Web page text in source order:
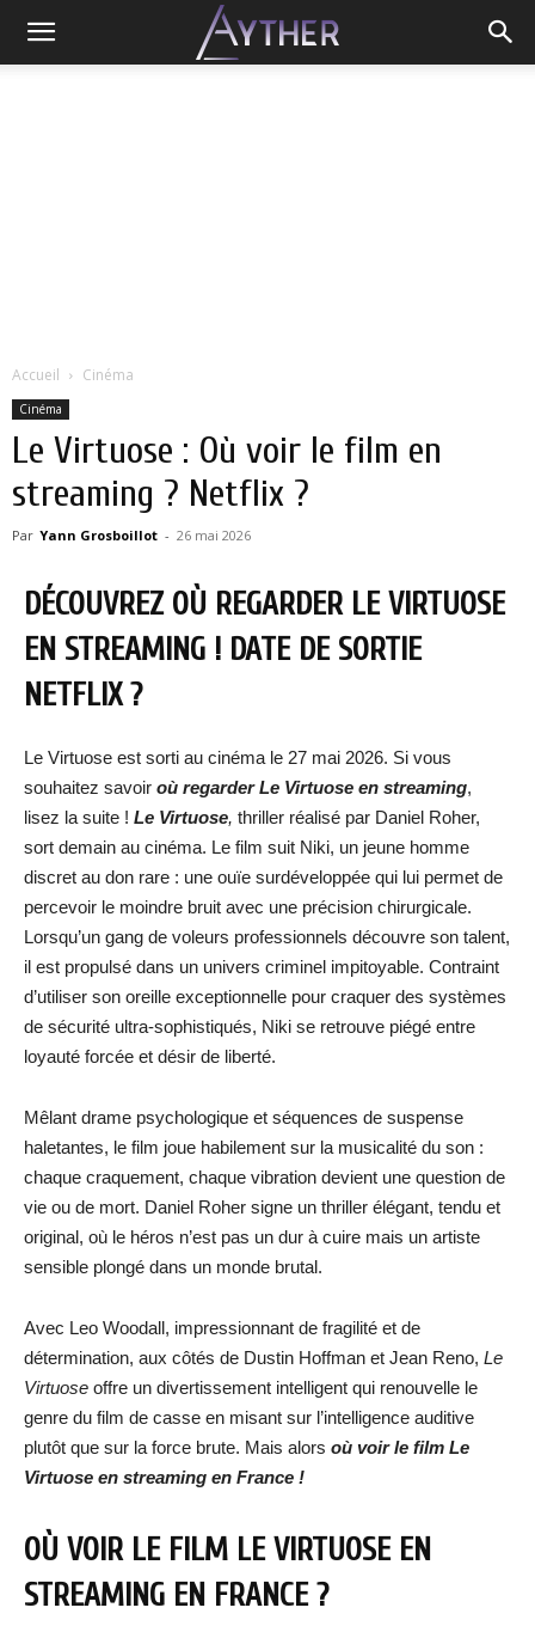
Accueil Cinéma
Cinéma
Le Virtuose : Où voir le film en
streaming ? Netflix ?
Par Yann Grosboillot - 26 mai 2026
DÉCOUVREZ OÙ REGARDER LE VIRTUOSE
EN STREAMING ! DATE DE SORTIE
NETFLIX ?
Le Virtuose est sorti au cinéma le 27 mai 2026. Si vous
souhaitez savoir où regarder Le Virtuose en streaming,
lisez la suite ! Le Virtuose, thriller réalisé par Daniel Roher,
sort demain au cinéma. Le film suit Niki, un jeune homme
discret au don rare : une ouïe surdéveloppée qui lui permet de
percevoir le moindre bruit avec une précision chirurgicale.
Lorsqu’un gang de voleurs professionnels découvre son talent,
il est propulsé dans un univers criminel impitoyable. Contraint
d’utiliser son oreille exceptionnelle pour craquer des systèmes
de sécurité ultra-sophistiqués, Niki se retrouve piégé entre
loyauté forcée et désir de liberté.
Mêlant drame psychologique et séquences de suspense
haletantes, le film joue habilement sur la musicalité du son :
chaque craquement, chaque vibration devient une question de
vie ou de mort. Daniel Roher signe un thriller élégant, tendu et
original, où le héros n’est pas un dur à cuire mais un artiste
sensible plongé dans un monde brutal.
Avec Leo Woodall, impressionnant de fragilité et de
détermination, aux côtés de Dustin Hoffman et Jean Reno, Le
Virtuose offre un divertissement intelligent qui renouvelle le
genre du film de casse en misant sur l’intelligence auditive
plutôt que sur la force brute. Mais alors où voir le film Le
Virtuose en streaming en France !
OÙ VOIR LE FILM LE VIRTUOSE EN
STREAMING EN FRANCE ?